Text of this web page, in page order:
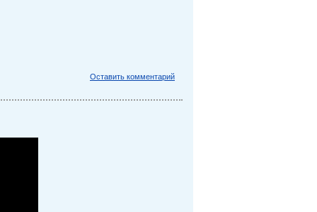
Оставить комментарий